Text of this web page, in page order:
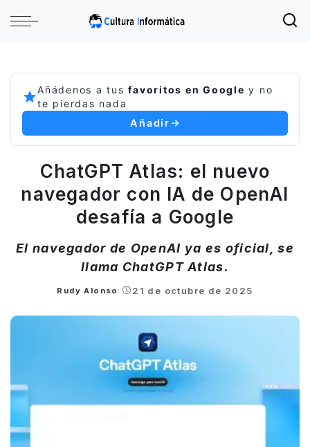
Añádenos a tusfavoritos en Google y no
te pierdas nada
Añadir
ChatGPT Atlas: el nuevo
navegador con IA de OpenAI
desafía a Google
El navegador de OpenAI ya es oficial, se
llama ChatGPT Atlas.
Posted
Rudy Alonso 21 de octubre de 2025